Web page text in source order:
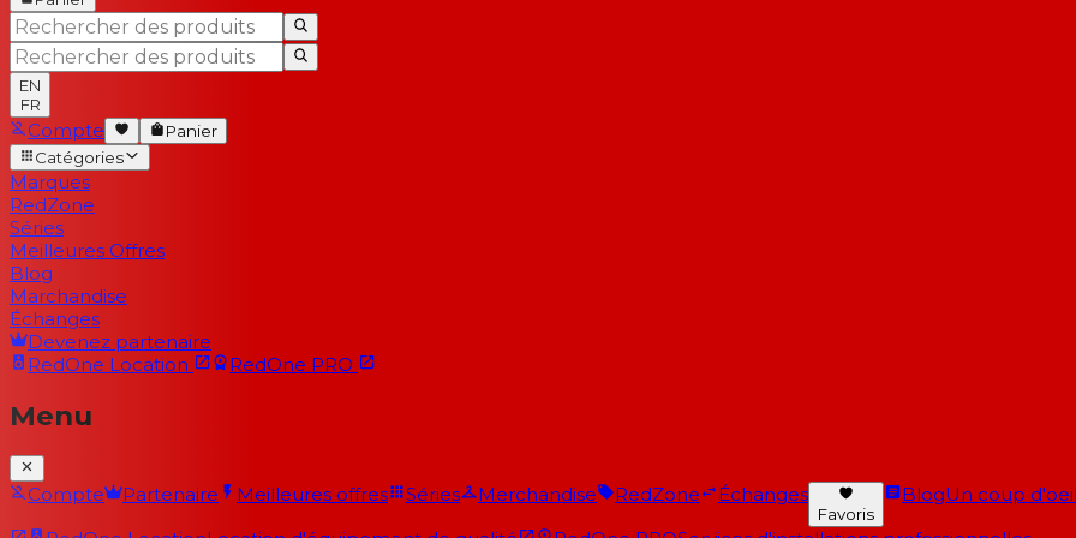
EN
FR
Compte
Panier
Catégories
Marques
RedZone
Séries
Meilleures Offres
Blog
Marchandise
Échanges
Devenez partenaire
RedOne Location RedOne PRO
Menu
Compte Partenaire Meilleures offres Séries Merchandise RedZone Échanges
Favoris
BlogUn coup